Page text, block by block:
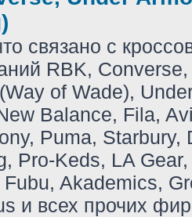
связано с
RBK,
of Wade),
Balance, Fila,
Puma, Starbury,
Pro-Keds, LA
Akademics,
и всех прочих